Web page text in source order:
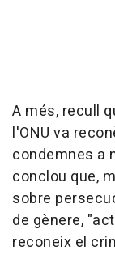
A més, recull
l'ONU va
condemnes a
conclou que,
sobre
de gènere,
reconeix el